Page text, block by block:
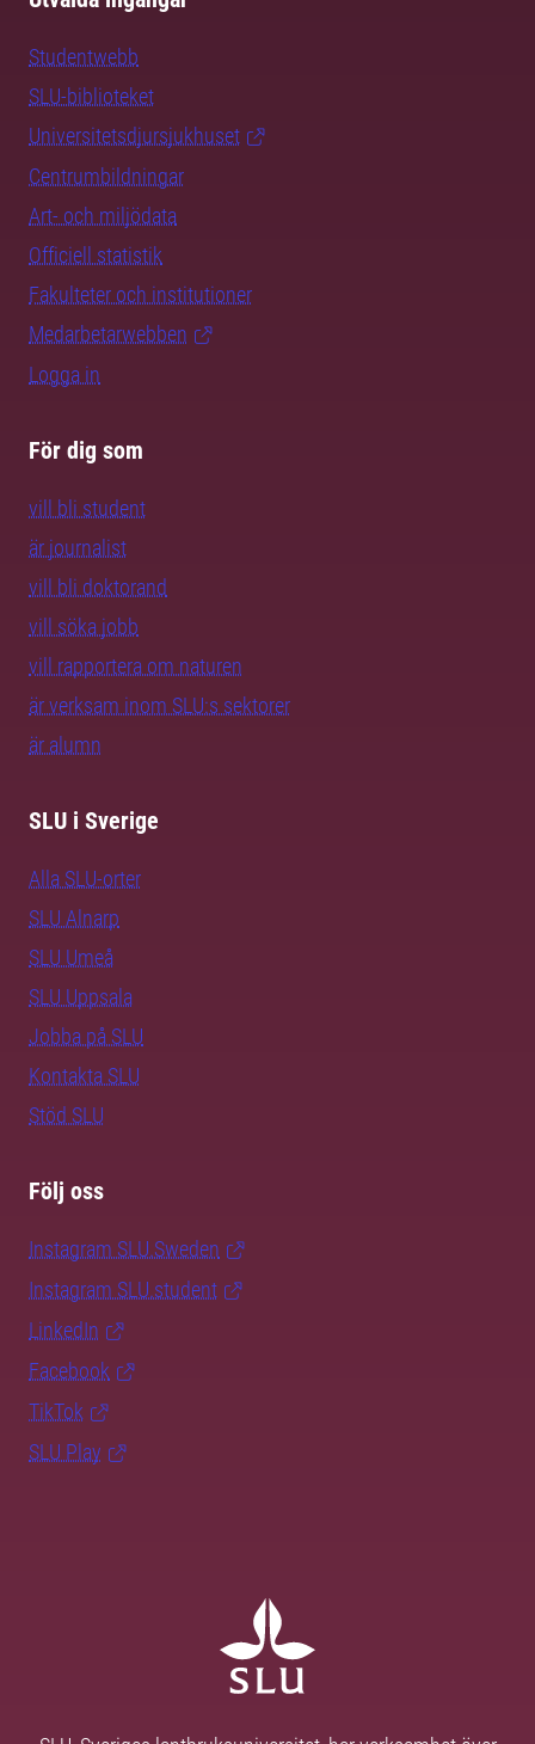
Studentwebb
SLU-biblioteket
Universitetsdjursjukhuset
Centrumbildningar
Art- och miljödata
Officiell statistik
Fakulteter och institutioner
Medarbetarwebben
Logga in
För dig som
vill bli student
är journalist
vill bli doktorand
vill söka jobb
vill rapportera om naturen
är verksam inom SLU:s sektorer
är alumn
SLU i Sverige
Alla SLU-orter
SLU Alnarp
SLU Umeå
SLU Uppsala
Jobba på SLU
Kontakta SLU
Stöd SLU
Följ oss
Instagram SLU.Sweden
Instagram SLU.student
LinkedIn
Facebook
TikTok
SLU Play